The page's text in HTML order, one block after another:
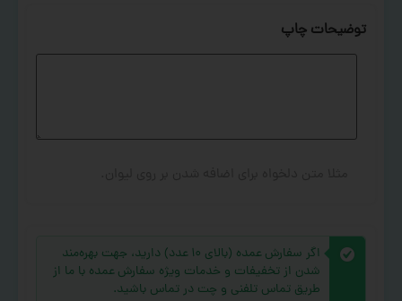
توضیحات چاپ
اگر سفارش عمده (بالای ۱۰ عدد) دارید، جهت بهره‌مند
شدن از تخفیفات و خدمات ویژه سفارش عمده با ما از
طریق تماس تلفنی و چت در تماس باشید.